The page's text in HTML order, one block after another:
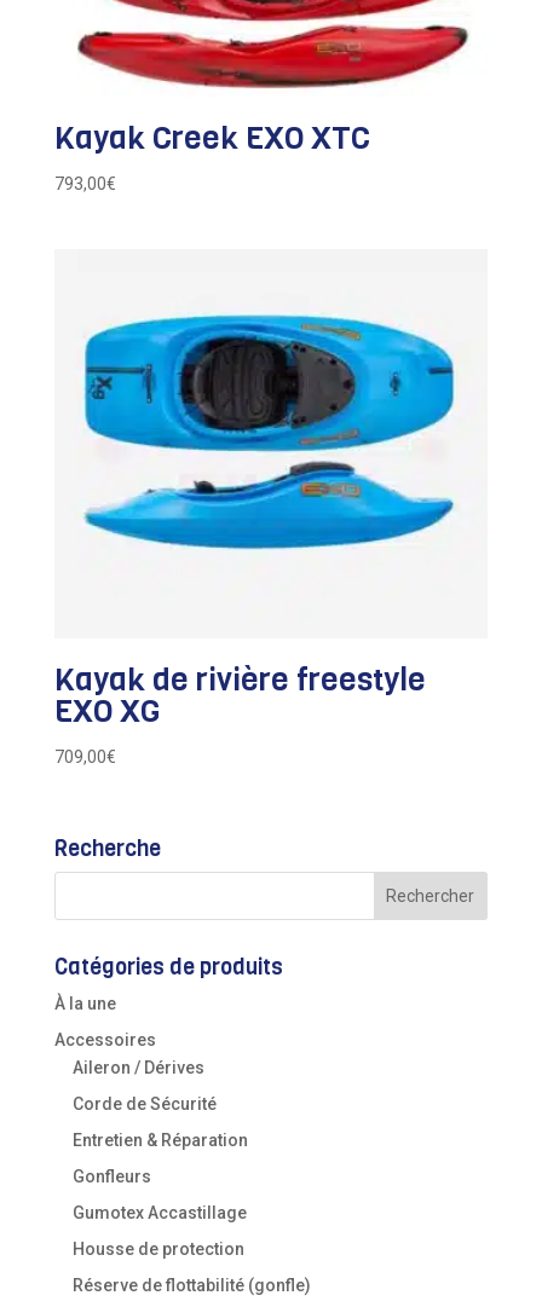
Kayak Creek EXO XTC
793,00€
Kayak de rivière freestyle
EXO XG
709,00€
Recherche
Catégories de produits
À la une
Accessoires
Aileron / Dérives
Corde de Sécurité
Entretien & Réparation
Gonfleurs
Gumotex Accastillage
Housse de protection
Réserve de flottabilité (gonfle)